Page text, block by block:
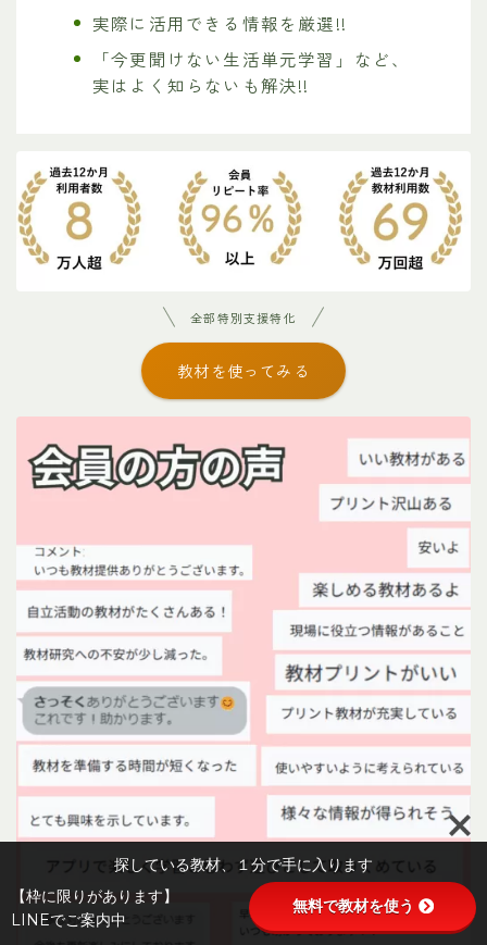
実際に活用できる情報を厳選!!
「今更聞けない生活単元学習」など、
実はよく知らないも解決!!
全部特別支援特化
教材を使ってみる
探している教材、１分で手に入ります
【枠に限りがあります】
LINEでご案内中
無料で教材を使う